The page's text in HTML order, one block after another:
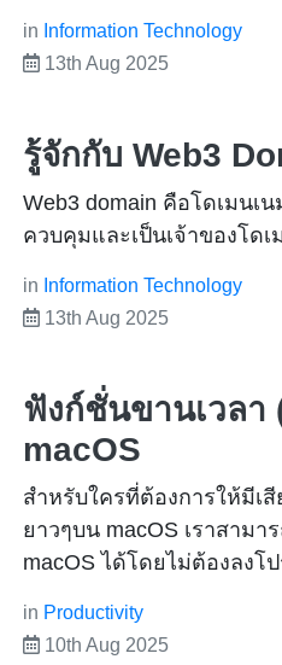
in Information Technology
13th Aug 2025
รู้จักกับ Web3
Web3 domain คือโดเมนเ
ควบคุมและเป็นเจ้าของโด
in Information Technology
13th Aug 2025
ฟังก์ชั่นขานเวลา
macOS
สำหรับใครที่ต้องการให้มีเ
ยาวๆบน macOS เราสามา
macOS ได้โดยไม่ต้องลงโ
in Productivity
10th Aug 2025